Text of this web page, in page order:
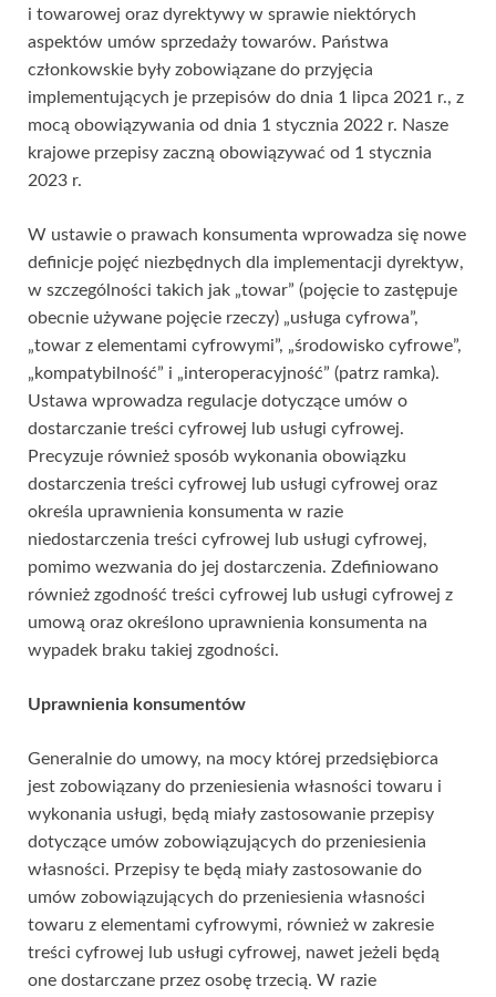
i towarowej oraz dyrektywy w sprawie niektórych
aspektów umów sprzedaży towarów. Państwa
członkowskie były zobowiązane do przyjęcia
implementujących je przepisów do dnia 1 lipca 2021 r., z
mocą obowiązywania od dnia 1 stycznia 2022 r. Nasze
krajowe przepisy zaczną obowiązywać od 1 stycznia
2023 r.
W ustawie o prawach konsumenta wprowadza się nowe
definicje pojęć niezbędnych dla implementacji dyrektyw,
w szczególności takich jak „towar” (pojęcie to zastępuje
obecnie używane pojęcie rzeczy) „usługa cyfrowa”,
„towar z elementami cyfrowymi”, „środowisko cyfrowe”,
„kompatybilność” i „interoperacyjność” (patrz ramka).
Ustawa wprowadza regulacje dotyczące umów o
dostarczanie treści cyfrowej lub usługi cyfrowej.
Precyzuje również sposób wykonania obowiązku
dostarczenia treści cyfrowej lub usługi cyfrowej oraz
określa uprawnienia konsumenta w razie
niedostarczenia treści cyfrowej lub usługi cyfrowej,
pomimo wezwania do jej dostarczenia. Zdefiniowano
również zgodność treści cyfrowej lub usługi cyfrowej z
umową oraz określono uprawnienia konsumenta na
wypadek braku takiej zgodności.
Uprawnienia konsumentów
Generalnie do umowy, na mocy której przedsiębiorca
jest zobowiązany do przeniesienia własności towaru i
wykonania usługi, będą miały zastosowanie przepisy
dotyczące umów zobowiązujących do przeniesienia
własności. Przepisy te będą miały zastosowanie do
umów zobowiązujących do przeniesienia własności
towaru z elementami cyfrowymi, również w zakresie
treści cyfrowej lub usługi cyfrowej, nawet jeżeli będą
one dostarczane przez osobę trzecią. W razie